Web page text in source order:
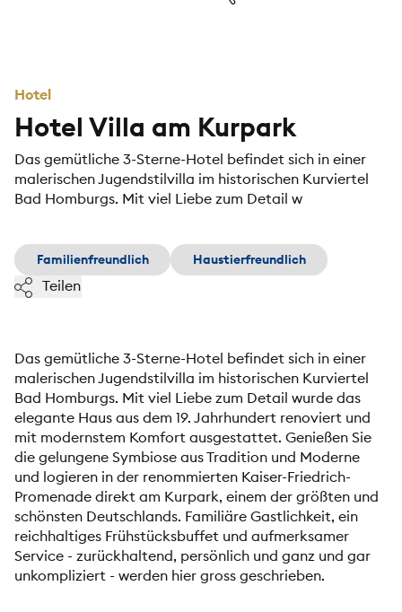
Hotel
Hotel Villa am Kurpark
Das gemütliche 3-Sterne-Hotel befindet sich in einer
malerischen Jugendstilvilla im historischen Kurviertel
Bad Homburgs. Mit viel Liebe zum Detail w
Familienfreundlich Haustierfreundlich
Teilen
Das gemütliche 3-Sterne-Hotel befindet sich in einer
malerischen Jugendstilvilla im historischen Kurviertel
Bad Homburgs. Mit viel Liebe zum Detail wurde das
elegante Haus aus dem 19. Jahrhundert renoviert und
mit modernstem Komfort ausgestattet. Genießen Sie
die gelungene Symbiose aus Tradition und Moderne
und logieren in der renommierten Kaiser-Friedrich-
Promenade direkt am Kurpark, einem der größten und
schönsten Deutschlands. Familiäre Gastlichkeit, ein
reichhaltiges Frühstücksbuffet und aufmerksamer
Service - zurückhaltend, persönlich und ganz und gar
unkompliziert - werden hier gross geschrieben.